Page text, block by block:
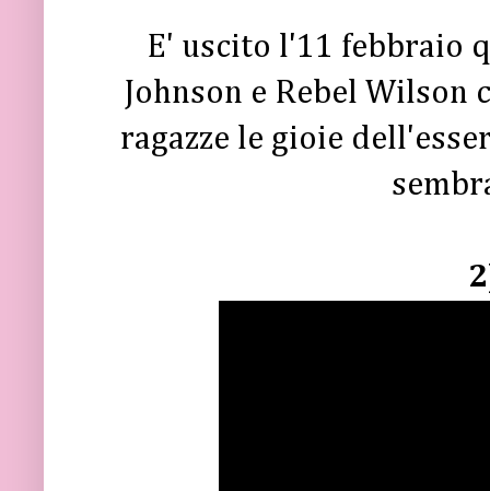
E' uscito l'11 febbraio
Johnson e Rebel
ragazze le gioie